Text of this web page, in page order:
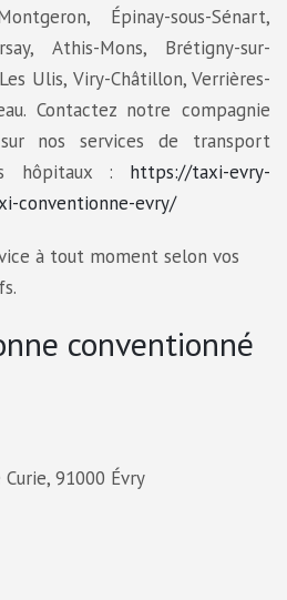
Épinay-sous-Sénart,
Athis-Mons, Brétigny-sur-
Ulis, Viry-Châtillon, Verrières-
Contactez notre compagnie
nos services de transport
hôpitaux : https://taxi-evry-
conventionne-evry/
à tout moment selon vos
conventionné
91000 Évry